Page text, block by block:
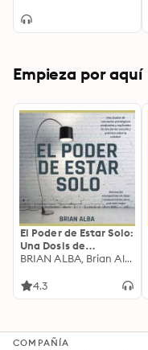
Empieza por aquí
El Poder de Estar Solo:
Una Dosis de
Motivación
Ideas Revolucionarias
BRIAN ALBA, Brian Alba
4.3
COMPAÑÍA